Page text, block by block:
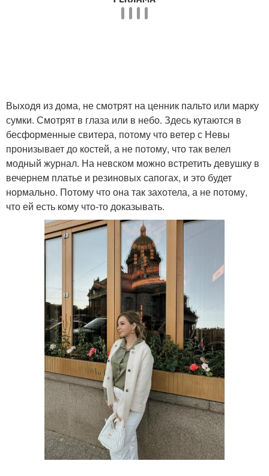
Выходя из дома, не смотрят на ценник пальто или марку
сумки. Смотрят в глаза или в небо. Здесь кутаются в
бесформенные свитера, потому что ветер с Невы
пронизывает до костей, а не потому, что так велел
модный журнал. На невском можно встретить девушку в
вечернем платье и резиновых сапогах, и это будет
нормально. Потому что она так захотела, а не потому,
что ей есть кому что-то доказывать.